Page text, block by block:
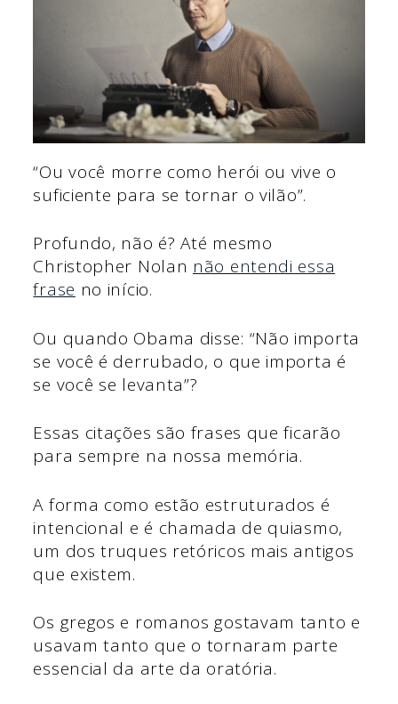
“Ou você morre como herói ou vive o
suficiente para se tornar o vilão”.
Profundo, não é? Até mesmo
Christopher Nolan não entendi essa
frase no início.
Ou quando Obama disse: “Não importa
se você é derrubado, o que importa é
se você se levanta”?
Essas citações são frases que ficarão
para sempre na nossa memória.
A forma como estão estruturados é
intencional e é chamada de quiasmo,
um dos truques retóricos mais antigos
que existem.
Os gregos e romanos gostavam tanto e
usavam tanto que o tornaram parte
essencial da arte da oratória.